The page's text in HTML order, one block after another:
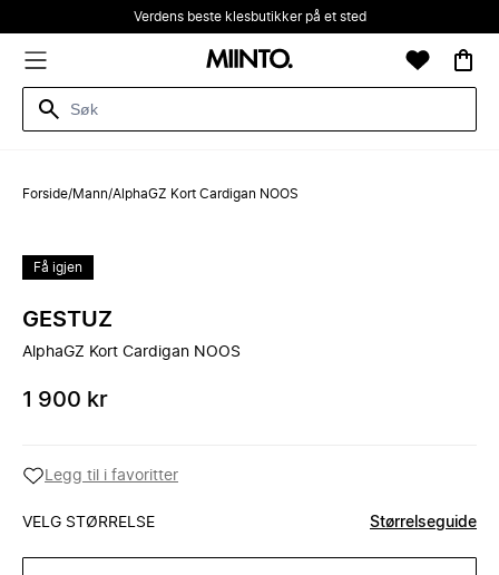
Verdens beste klesbutikker på et sted
Forside/Mann/AlphaGZ Kort Cardigan NOOS
Få igjen
GESTUZ
AlphaGZ Kort Cardigan NOOS
1 900 kr
Legg til i favoritter
VELG STØRRELSE Størrelseguide